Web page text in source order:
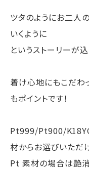
ツタのようにお二人
いくように
というストーリーが
着け心地にもこだわ
もポイントです！
Pt999/Pt900/
材からお選びいただ
Pt 素材の場合は艶